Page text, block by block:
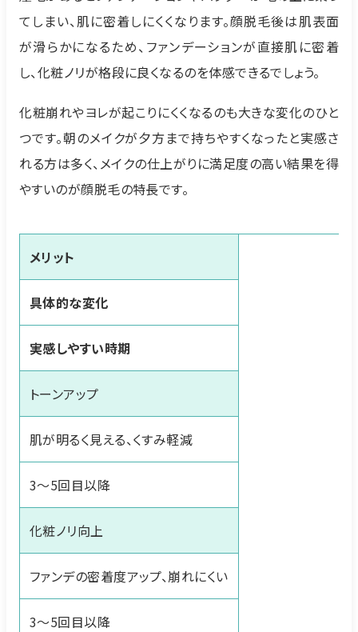
てしまい、肌に密着しにくくなります。顔脱毛後は肌表面
が滑らかになるため、ファンデーションが直接肌に密着
し、化粧ノリが格段に良くなるのを体感できるでしょう。
化粧崩れやヨレが起こりにくくなるのも大きな変化のひと
つです。朝のメイクが夕方まで持ちやすくなったと実感さ
れる方は多く、メイクの仕上がりに満足度の高い結果を得
やすいのが顔脱毛の特長です。
メリット
具体的な変化
実感しやすい時期
トーンアップ
肌が明るく見える、くすみ軽減
3〜5回目以降
化粧ノリ向上
ファンデの密着度アップ、崩れにくい
3〜5回目以降